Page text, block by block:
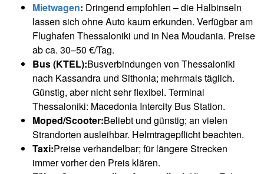
Mietwagen: Dringend empfohlen – die Halbinseln
lassen sich ohne Auto kaum erkunden. Verfügbar am
Flughafen Thessaloniki und in Nea Moudania. Preise
ab ca. 30–50 €/Tag.
Bus (KTEL):Busverbindungen von Thessaloniki
nach Kassandra und Sithonia; mehrmals täglich.
Günstig, aber nicht sehr flexibel. Terminal
Thessaloniki: Macedonia Intercity Bus Station.
Moped/Scooter:Beliebt und günstig; an vielen
Strandorten ausleihbar. Helmtragepflicht beachten.
Taxi:Preise verhandelbar; für längere Strecken
immer vorher den Preis klären.